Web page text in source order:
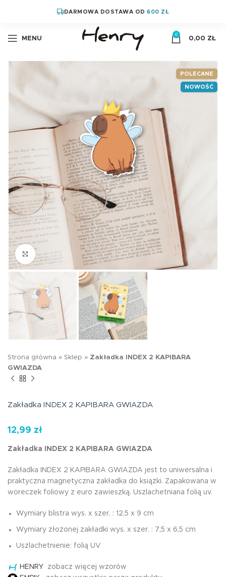
DARMOWA DOSTAWA OD600 ZŁ
MENU
0
0,00 ZŁ
POLECANE
NOWOŚĆ
Kliknij aby powiększyć
Strona główna » Sklep » Zakładka INDEX 2 KAPIBARA
GWIAZDA
Zakładka INDEX 2 KAPIBARA GWIAZDA
12,99 zł
Zakładka INDEX 2 KAPIBARA GWIAZDA
Zakładka INDEX 2 KAPIBARA GWIAZDA jest to uniwersalna i
praktyczna magnetyczna zakładka do książki. Zapakowana w
woreczek foliowy z euro zawieszką. Uszlachetniana folią uv.
Wymiary blistra wys. x szer. : 12,5 x 9 cm
Wymiary złożonej zakładki wys. x szer. : 7,5 x 6,5 cm
Uszlachetnienie: folią UV
HENRY zobacz więcej wzorów